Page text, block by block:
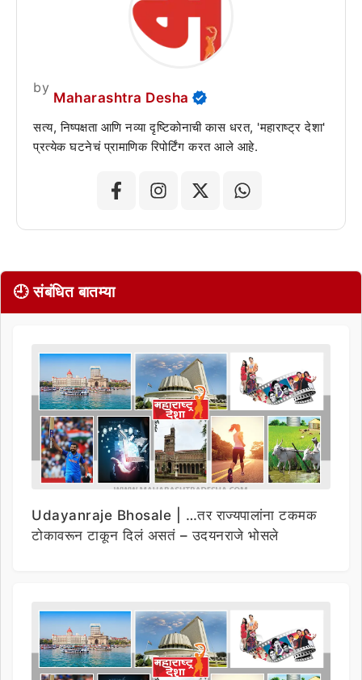
by
Maharashtra Desha
सत्य, निष्पक्षता आणि नव्या दृष्टिकोनाची कास धरत, 'महाराष्ट्र देशा'
प्रत्येक घटनेचं प्रामाणिक रिपोर्टिंग करत आले आहे.
🕘 संबंधित बातम्या
Udayanraje Bhosale | …तर राज्यपालांना टकमक
टोकावरून टाकून दिलं असतं – उदयनराजे भोसले